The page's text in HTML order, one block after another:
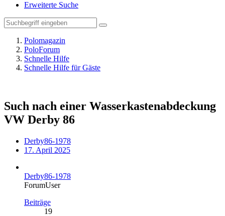
Erweiterte Suche
Polomagazin
PoloForum
Schnelle Hilfe
Schnelle Hilfe für Gäste
Such nach einer Wasserkastenabdeckung
VW Derby 86
Derby86-1978
17. April 2025
Derby86-1978
ForumUser
Beiträge
19